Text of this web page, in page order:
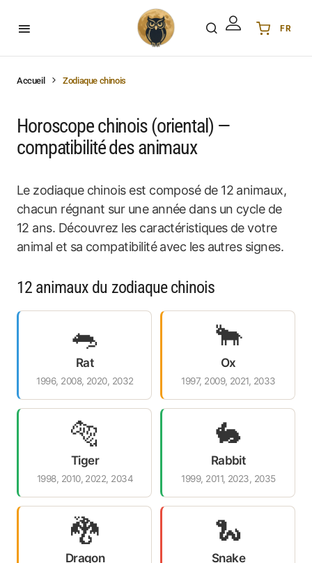
FR
Polski
Español
KR 한국어
Accueil Zodiaque chinois
Horoscope chinois (oriental) —
compatibilité des animaux
Le zodiaque chinois est composé de 12 animaux,
chacun régnant sur une année dans un cycle de
12 ans. Découvrez les caractéristiques de votre
animal et sa compatibilité avec les autres signes.
12 animaux du zodiaque chinois
🐀
Rat
1996, 2008, 2020, 2032
🐂
Ox
1997, 2009, 2021, 2033
🐅
Tiger
1998, 2010, 2022, 2034
🐇
Rabbit
1999, 2011, 2023, 2035
🐉
Dragon
🐍
Snake